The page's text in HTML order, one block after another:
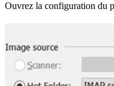
Ouvrez la configuration du